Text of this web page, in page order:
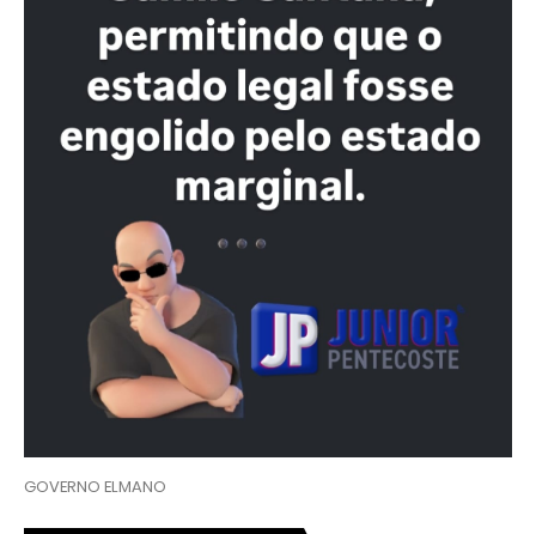
GOVERNO ELMANO